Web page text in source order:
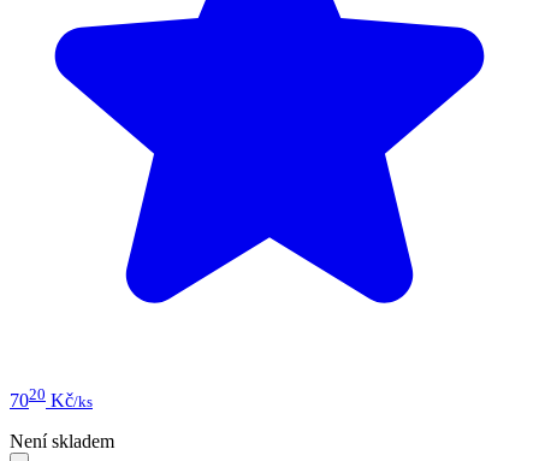
7020 Kč/ks
Není skladem